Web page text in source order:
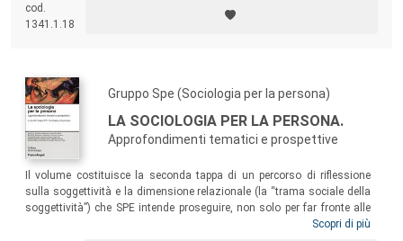
dei mediatori all’interazione con operatori sanitari e pazienti. Le
esperienze di alcuni tra i servizi sociosanitari all’avanguardia in Italia
cod.
1341.1.18
Gruppo Spe (Sociologia per la persona)
LA SOCIOLOGIA PER LA PERSONA.
Approfondimenti tematici e prospettive
Il volume costituisce la seconda tappa di un percorso di riflessione
sulla soggettività e la dimensione relazionale (la “trama sociale della
soggettività”) che SPE intende proseguire, non solo per far fronte alle
principali sfide che l’attualità pone al sapere sociologico e alla persona,
Scopri di più